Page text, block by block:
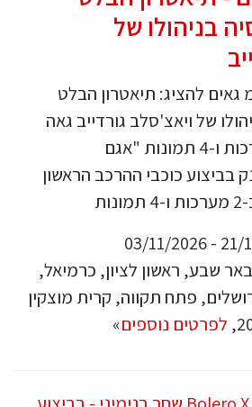
בניהולו של
להציג: תיאטרון הבלט
של ויאצ'סלב גורדייב גאה
להציג: בלט ב-2 מערכות ו-4 תמונות "אגם
בביצוע כוכבי ההרכב הראשון
באר שבע, ראשון לציון, כרמיאל,
פתח תקווה, קרית מוצקין
לפרטים נוספים»